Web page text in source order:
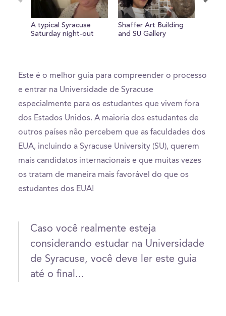
A typical Syracuse
Saturday night-out
Shaffer Art Building
and SU Gallery
Este é o melhor guia para compreender o processo
e entrar na Universidade de Syracuse
especialmente para os estudantes que vivem fora
dos Estados Unidos. A maioria dos estudantes de
outros países não percebem que as faculdades dos
EUA, incluindo a Syracuse University (SU), querem
mais candidatos internacionais e que muitas vezes
os tratam de maneira mais favorável do que os
estudantes dos EUA!
Caso você realmente esteja
considerando estudar na Universidade
de Syracuse, você deve ler este guia
até o final...